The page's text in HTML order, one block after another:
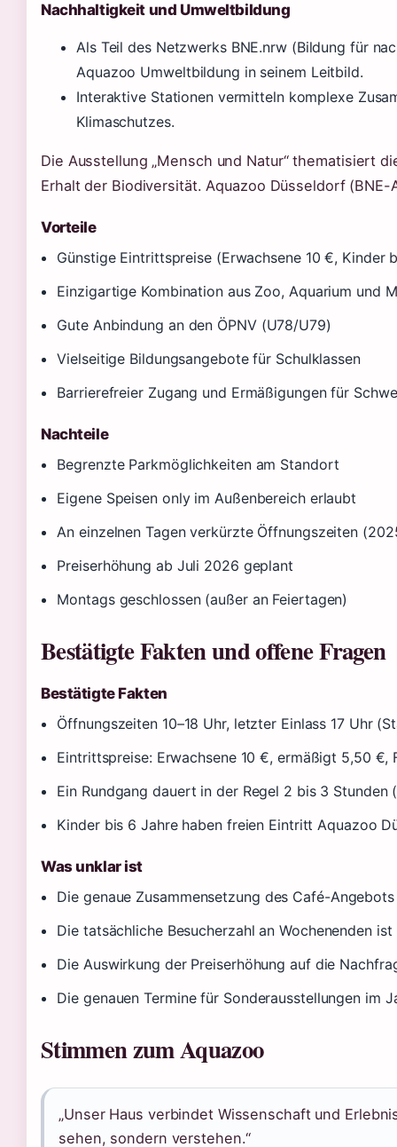
Nachhaltigkeit und Umweltbildung
Als Teil des Netzwerks BNE.nrw (Bildung für
Aquazoo Umweltbildung in seinem Leitbild.
Interaktive Stationen vermitteln komplexe
Klimaschutzes.
Die Ausstellung „Mensch und Natur“ thematisiert
Erhalt der Biodiversität. Aquazoo Düsseldorf (BNE-
Vorteile
Günstige Eintrittspreise (Erwachsene 10 €, Kinder
Einzigartige Kombination aus Zoo, Aquarium und
Gute Anbindung an den ÖPNV (U78/U79)
Vielseitige Bildungsangebote für Schulklassen
Barrierefreier Zugang und Ermäßigungen für
Nachteile
Begrenzte Parkmöglichkeiten am Standort
Eigene Speisen only im Außenbereich erlaubt
An einzelnen Tagen verkürzte Öffnungszeiten
Preiserhöhung ab Juli 2026 geplant
Montags geschlossen (außer an Feiertagen)
Bestätigte Fakten und offene Fragen
Bestätigte Fakten
Öffnungszeiten 10–18 Uhr, letzter Einlass 17 Uhr
Eintrittspreise: Erwachsene 10 €, ermäßigt 5,50
Ein Rundgang dauert in der Regel 2 bis 3 Stunden
Kinder bis 6 Jahre haben freien Eintritt Aquazoo
Was unklar ist
Die genaue Zusammensetzung des Café-
Die tatsächliche Besucherzahl an Wochenenden
Die Auswirkung der Preiserhöhung auf die
Die genauen Termine für Sonderausstellungen im
Stimmen zum Aquazoo
„Unser Haus verbindet Wissenschaft und
sehen, sondern verstehen.“